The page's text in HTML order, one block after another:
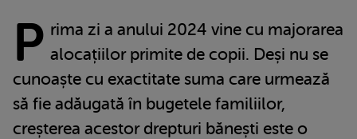
P rima zi a anului 2024 vine cu majorarea
alocațiilor primite de copii. Deși nu se
cunoaște cu exactitate suma care urmează
să fie adăugată în bugetele familiilor,
creșterea acestor drepturi bănești este o